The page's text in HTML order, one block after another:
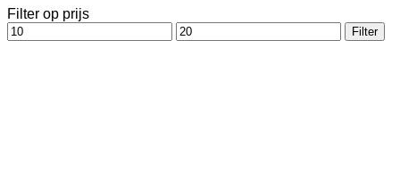
Filter op prijs
Min.
prijs
Max.
prijs
Filter